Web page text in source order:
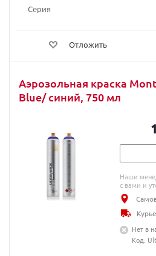
Серия
Отложить
Аэрозольная краска
Blue/ синий, 750 мл
Наши
с вами и
Нет в
Код: